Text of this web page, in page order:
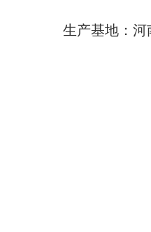
生产基地：